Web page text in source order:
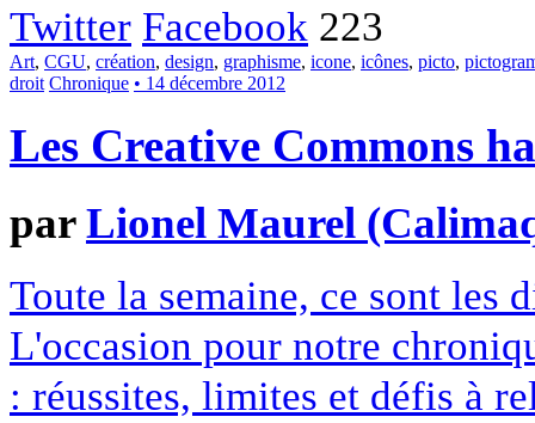
Twitter Facebook 223
Art, CGU, création, design, graphisme, icone, icônes, picto,
droit Chronique • 14 décembre 2012
Les Creative Commons
parLionel Maurel
Toute la semaine, ce sont les
L'occasion pour notre
: réussites, limites et défis à